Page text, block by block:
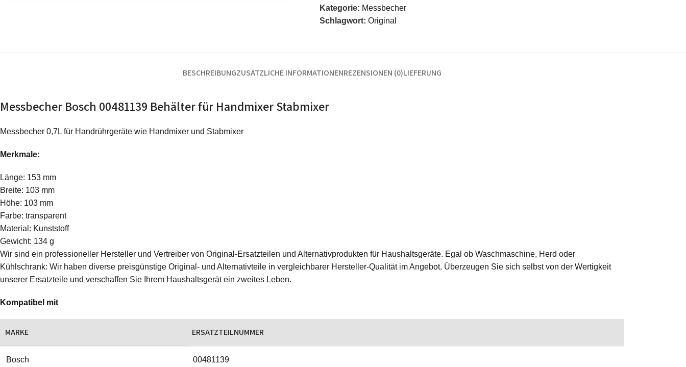
Kategorie: Messbecher
Schlagwort: Original
BESCHREIBUNGZUSÄTZLICHE INFORMATIONENREZENSIONEN (0)LIEFERUNG
Messbecher Bosch 00481139 Behälter für Handmixer Stabmixer
Messbecher 0,7L für Handrührgeräte wie Handmixer und Stabmixer
Merkmale:
Länge: 153 mm
Breite: 103 mm
Höhe: 103 mm
Farbe: transparent
Material: Kunststoff
Gewicht: 134 g
Wir sind ein professioneller Hersteller und Vertreiber von Original-Ersatzteilen und Alternativprodukten für Haushaltsgeräte. Egal ob Waschmaschine, Herd oder
Kühlschrank: Wir haben diverse preisgünstige Original- und Alternativteile in vergleichbarer Hersteller-Qualität im Angebot. Überzeugen Sie sich selbst von der Wertigkeit
unserer Ersatzteile und verschaffen Sie Ihrem Haushaltsgerät ein zweites Leben.
Kompatibel mit
MARKE ERSATZTEILNUMMER
Bosch 00481139